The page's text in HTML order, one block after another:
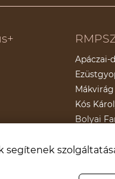
Apáczai-
Kós
Bolyai
segítenek